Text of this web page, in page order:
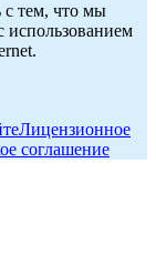
с тем, что мы
использованием
Лицензионное
соглашение